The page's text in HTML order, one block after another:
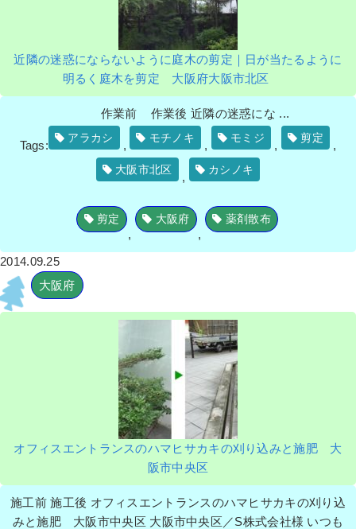
近隣の迷惑にならないように庭木の剪定｜日が当たるように
明るく庭木を剪定 大阪府大阪市北区
作業前 作業後 近隣の迷惑にな ...
Tags:
アラカシ
,
モチノキ
,
モミジ
,
剪定
,
大阪市北区
,
カシノキ
剪定
,
大阪府
,
薬剤散布
2014.09.25
大阪府
オフィスエントランスのハマヒサカキの刈り込みと施肥 大
阪市中央区
施工前 施工後 オフィスエントランスのハマヒサカキの刈り込
みと施肥 大阪市中央区 大阪市中央区／S株式会社様 いつも